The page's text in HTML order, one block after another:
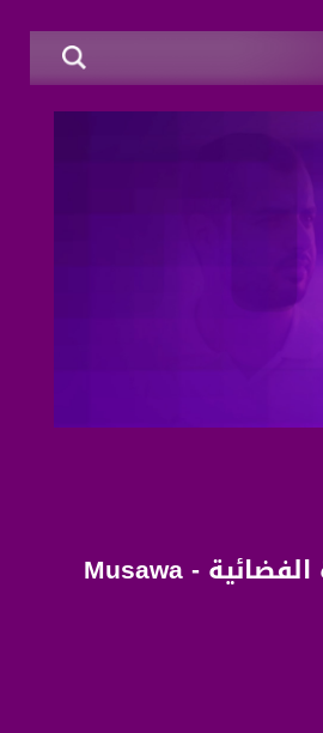
اليوم النبوي - الحلقة العاشرة - #سلام_عليكم - الموسم 3 - قناة مساواة الفضائية - Musawa